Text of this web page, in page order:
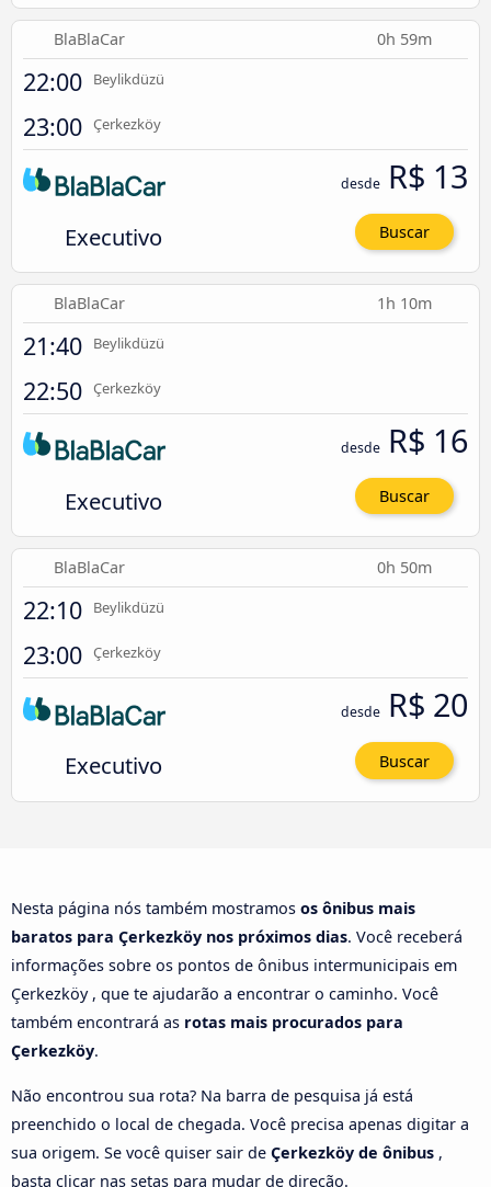
BlaBlaCar 0h 59m
22:00 Beylikdüzü
23:00 Çerkezköy
Executivo
desde R$ 13
Buscar
BlaBlaCar 1h 10m
21:40 Beylikdüzü
22:50 Çerkezköy
Executivo
desde R$ 16
Buscar
BlaBlaCar 0h 50m
22:10 Beylikdüzü
23:00 Çerkezköy
Executivo
desde R$ 20
Buscar
Nesta página nós também mostramos os ônibus mais
baratos para Çerkezköy nos próximos dias. Você receberá
informações sobre os pontos de ônibus intermunicipais em
Çerkezköy , que te ajudarão a encontrar o caminho. Você
também encontrará as rotas mais procurados para
Çerkezköy.
Não encontrou sua rota? Na barra de pesquisa já está
preenchido o local de chegada. Você precisa apenas digitar a
sua origem. Se você quiser sair de Çerkezköy de ônibus ,
basta clicar nas setas para mudar de direção.